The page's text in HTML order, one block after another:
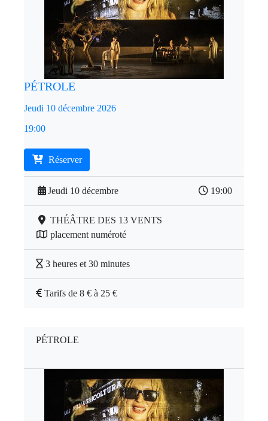
PÉTROLE
Jeudi 10 décembre 2026
19:00
Réserver
Jeudi 10 décembre 19:00
THÉÂTRE DES 13 VENTS
placement numéroté
3 heures et 30 minutes
Tarifs de 8 € à 25 €
PÉTROLE